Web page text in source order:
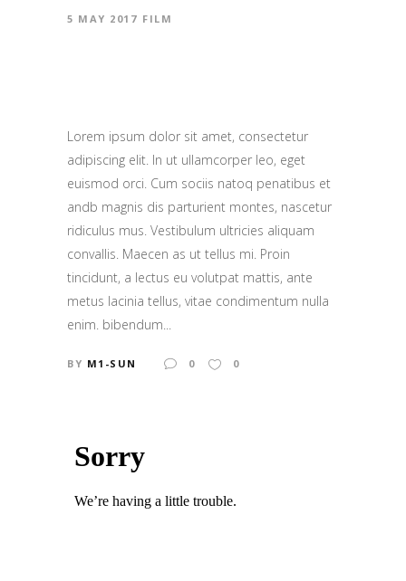
5 MAY 2017 FILM
Lorem ipsum dolor sit amet, consectetur
adipiscing elit. In ut ullamcorper leo, eget
euismod orci. Cum sociis natoq penatibus et
andb magnis dis parturient montes, nascetur
ridiculus mus. Vestibulum ultricies aliquam
convallis. Maecen as ut tellus mi. Proin
tincidunt, a lectus eu volutpat mattis, ante
metus lacinia tellus, vitae condimentum nulla
enim. bibendum...
BY M1-SUN 0 0